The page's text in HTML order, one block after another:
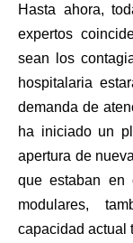
Hasta ahora,
expertos
sean los
hospitalaria
demanda de
ha iniciado un
apertura de
que estaban en
modulares,
capacidad actual